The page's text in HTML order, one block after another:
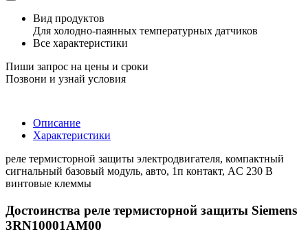
Вид продуктов
Для холодно-паянных температурных датчиков
Все характеристики
Пиши запрос на цены и сроки
Позвони и узнай условия
Описание
Характеристики
реле термисторной защиты электродвигателя, компактный
сигнальный базовый модуль, авто, 1п контакт, AC 230 В
винтовые клеммы
Достоинства реле термисторной защиты Siemens
3RN10001AM00